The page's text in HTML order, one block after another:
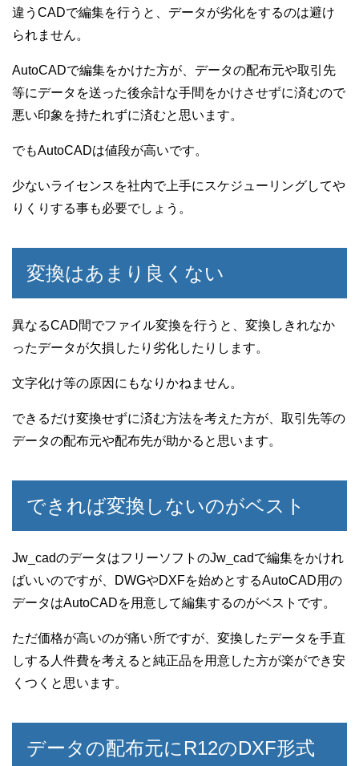
違うCADで編集を行うと、データが劣化をするのは避け
られません。
AutoCADで編集をかけた方が、データの配布元や取引先
等にデータを送った後余計な手間をかけさせずに済むので
悪い印象を持たれずに済むと思います。
でもAutoCADは値段が高いです。
少ないライセンスを社内で上手にスケジューリングしてや
りくりする事も必要でしょう。
変換はあまり良くない
異なるCAD間でファイル変換を行うと、変換しきれなか
ったデータが欠損したり劣化したりします。
文字化け等の原因にもなりかねません。
できるだけ変換せずに済む方法を考えた方が、取引先等の
データの配布元や配布先が助かると思います。
できれば変換しないのがベスト
Jw_cadのデータはフリーソフトのJw_cadで編集をかけれ
ばいいのですが、DWGやDXFを始めとするAutoCAD用の
データはAutoCADを用意して編集するのがベストです。
ただ価格が高いのが痛い所ですが、変換したデータを手直
しする人件費を考えると純正品を用意した方が楽ができ安
くつくと思います。
データの配布元にR12のDXF形式